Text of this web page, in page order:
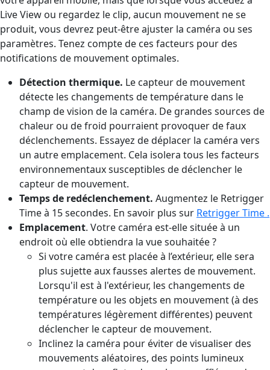
Live View ou regardez le clip, aucun mouvement ne se
produit, vous devrez peut-être ajuster la caméra ou ses
paramètres. Tenez compte de ces facteurs pour des
notifications de mouvement optimales.
Détection thermique. Le capteur de mouvement
détecte les changements de température dans le
champ de vision de la caméra. De grandes sources de
chaleur ou de froid pourraient provoquer de faux
déclenchements. Essayez de déplacer la caméra vers
un autre emplacement. Cela isolera tous les facteurs
environnementaux susceptibles de déclencher le
capteur de mouvement.
Temps de redéclenchement. Augmentez le Retrigger
Time à 15 secondes. En savoir plus sur Retrigger Time .
Emplacement. Votre caméra est-elle située à un
endroit où elle obtiendra la vue souhaitée ?
Si votre caméra est placée à l’extérieur, elle sera
plus sujette aux fausses alertes de mouvement.
Lorsqu'il est à l'extérieur, les changements de
température ou les objets en mouvement (à des
températures légèrement différentes) peuvent
déclencher le capteur de mouvement.
Inclinez la caméra pour éviter de visualiser des
mouvements aléatoires, des points lumineux